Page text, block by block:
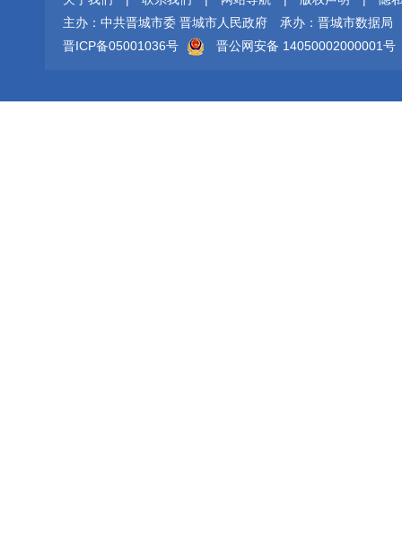
主办：中共晋城市委 晋城市人民政府
承办：晋城市数据局
晋ICP备05001036号
晋公网安备 14050002000001号